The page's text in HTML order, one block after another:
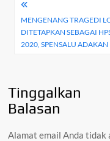
Navigasi
pos
MENGENANG TRAGEDI
DITETAPKAN SEBAGAI
2020, SPENSALU
Tinggalkan
Balasan
Alamat email Anda tidak